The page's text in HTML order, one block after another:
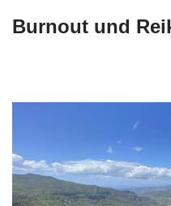
Burnout und